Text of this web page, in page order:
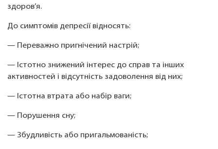
здоров’я.
До симптомів депресії відносять:
— Переважно пригнічений настрій;
— Істотно знижений інтерес до справ та інших
активностей і відсутність задоволення від них;
— Істотна втрата або набір ваги;
— Порушення сну;
— Збудливість або пригальмованість;